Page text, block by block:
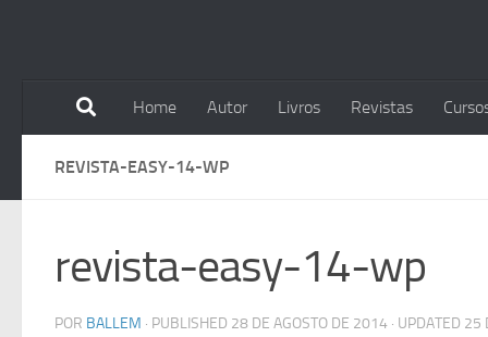
Home Autor Livros Revistas
REVISTA-EASY-14-WP
revista-easy-14-wp
POR BALLEM · PUBLISHED 28 DE AGOSTO DE 2014 · UPDATED 25